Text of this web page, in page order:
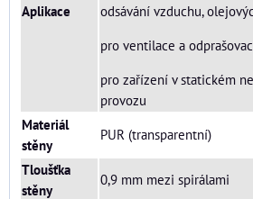
Aplikace
odsávání vzduchu,
pro ventilace a
pro zařízení v statickém
provozu
Materiál
stěny
PUR (transparentní)
Tloušťka
stěny
0,9 mm mezi spirálami